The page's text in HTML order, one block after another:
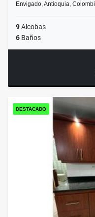
Envigado, Antioquia,
9Alcobas
6 Baños
DESTACADO